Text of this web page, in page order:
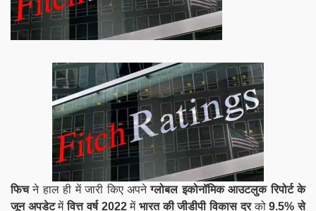
फिचने हाल ही में जारी किए अपनेग्लोबल इकोनॉमिक आउटलुक रिपोर्ट के
जून अपडेटमेंवित्त वर्ष 2022मेंभारत की जीडीपी विकास दरको9.5% से